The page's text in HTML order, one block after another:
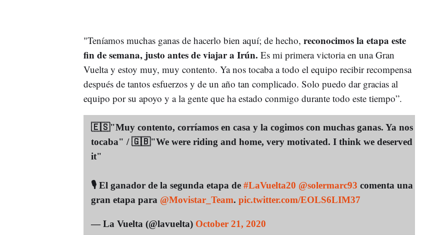
"Teníamos muchas ganas de hacerlo bien aquí; de hecho, reconocimos la etapa este
fin de semana, justo antes de viajar a Irún. Es mi primera victoria en una Gran
Vuelta y estoy muy, muy contento. Ya nos tocaba a todo el equipo recibir recompensa
después de tantos esfuerzos y de un año tan complicado. Solo puedo dar gracias al
equipo por su apoyo y a la gente que ha estado conmigo durante todo este tiempo”.
🇪🇸"Muy contento, corríamos en casa y la cogimos con muchas ganas. Ya nos
tocaba" / 🇬🇧"We were riding and home, very motivated. I think we deserved
it"
🎙️ El ganador de la segunda etapa de #LaVuelta20 @solermarc93 comenta una
gran etapa para @Movistar_Team. pic.twitter.com/EOLS6LIM37
— La Vuelta (@lavuelta) October 21, 2020